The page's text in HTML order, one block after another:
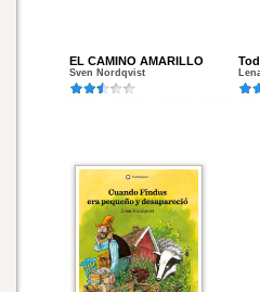
EL CAMINO AMARILLO
Sven Nordqvist